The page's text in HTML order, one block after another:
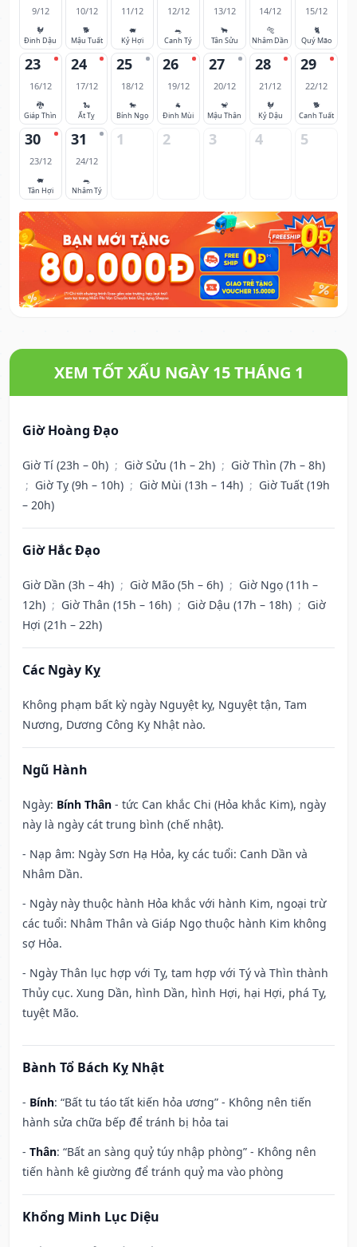
9/12
🐓
Đinh Dậu
10/12
🐕
Mậu Tuất
11/12
🐖
Kỷ Hợi
12/12
🐀
Canh Tý
13/12
🐂
Tân Sửu
14/12
🐅
Nhâm Dần
15/12
🐈
Quý Mão
23
16/12
🐉
Giáp Thìn
24
17/12
🐍
Ất Tỵ
25
18/12
🐎
Bính Ngọ
26
19/12
🐐
Đinh Mùi
27
20/12
🐒
Mậu Thân
28
21/12
🐓
Kỷ Dậu
29
22/12
🐕
Canh Tuất
30
23/12
🐖
Tân Hợi
31
24/12
🐀
Nhâm Tý
1 2 3 4 5
XEM TỐT XẤU NGÀY 15 THÁNG 1
Giờ Hoàng Đạo
Giờ Tí (23h – 0h) ; Giờ Sửu (1h – 2h) ; Giờ Thìn (7h – 8h)
; Giờ Tỵ (9h – 10h) ; Giờ Mùi (13h – 14h) ; Giờ Tuất (19h
– 20h)
Giờ Hắc Đạo
Giờ Dần (3h – 4h) ; Giờ Mão (5h – 6h) ; Giờ Ngọ (11h –
12h) ; Giờ Thân (15h – 16h) ; Giờ Dậu (17h – 18h) ; Giờ
Hợi (21h – 22h)
Các Ngày Kỵ
Không phạm bất kỳ ngày Nguyệt kỵ, Nguyệt tận, Tam
Nương, Dương Công Kỵ Nhật nào.
Ngũ Hành
Ngày: Bính Thân - tức Can khắc Chi (Hỏa khắc Kim), ngày
này là ngày cát trung bình (chế nhật).
- Nạp âm: Ngày Sơn Hạ Hỏa, kỵ các tuổi: Canh Dần và
Nhâm Dần.
- Ngày này thuộc hành Hỏa khắc với hành Kim, ngoại trừ
các tuổi: Nhâm Thân và Giáp Ngọ thuộc hành Kim không
sợ Hỏa.
- Ngày Thân lục hợp với Tỵ, tam hợp với Tý và Thìn thành
Thủy cục. Xung Dần, hình Dần, hình Hợi, hại Hợi, phá Tỵ,
tuyệt Mão.
Bành Tổ Bách Kỵ Nhật
- Bính: “Bất tu táo tất kiến hỏa ương” - Không nên tiến
hành sửa chữa bếp để tránh bị hỏa tai
- Thân: “Bất an sàng quỷ túy nhập phòng” - Không nên
tiến hành kê giường để tránh quỷ ma vào phòng
Khổng Minh Lục Diệu